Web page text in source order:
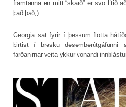
framtanna en mitt “skarð” er svo lítið
það það;)
Georgia sat fyrir í þessum flotta
birtist í bresku desemberútgáfunni
farðanirnar veita ykkur vonandi